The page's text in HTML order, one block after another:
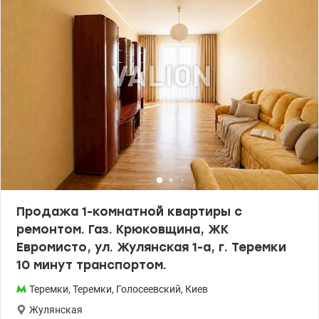
холодильник, духовой шкаф, индукционная поверхность,
телевизор, инверторный кондиционер, вытяжка, бойлер,
кровать, раскладной диван и гардероб. Также есть подогрев
полов. На крыше есть собственная газовая котельная.
Подземный паркинг (используется как укрытие). Удобная
транспортная развязка. Рядом ТЦ Променада, супермаркеты,
детские сады и школа. Цена 145000 у.е. Без комиссии. Зарицкая
Анастасия тел. 099 446 35 99 valion.ua/1155174
Продажа 1-комнатной квартиры с
ремонтом. Газ. Крюковщина, ЖК
Евромисто, ул. Жулянская 1-а, г. Теремки
10 минут транспортом.
Теремки, Теремки, Голосеевский, Киев
Жулянская